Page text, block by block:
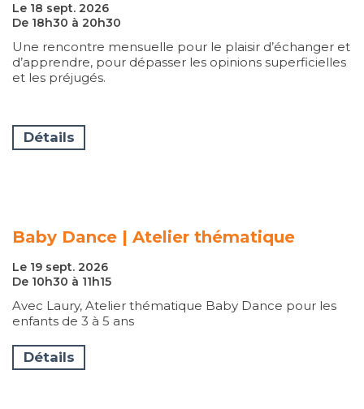
Le 18 sept. 2026
De 18h30 à 20h30
Une rencontre mensuelle pour le plaisir d’échanger et
d’apprendre, pour dépasser les opinions superficielles
et les préjugés.
Détails
Baby Dance | Atelier thématique
Le 19 sept. 2026
De 10h30 à 11h15
Avec Laury, Atelier thématique Baby Dance pour les
enfants de 3 à 5 ans
Détails